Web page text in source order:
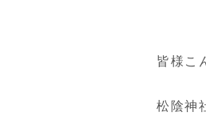
皆様こ
松陰神